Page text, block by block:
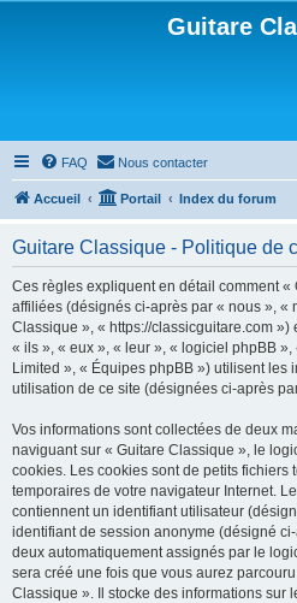
Guitare
FAQ Nous contacter
Accueil Portail Index du forum
Guitare Classique - Politique de
Ces règles expliquent en détail comment
affiliées (désignés ci-après par « nous », «
Classique », « https://classicguitare.com
« ils », « eux », « leur », « logiciel phpBB
Limited », « Équipes phpBB ») utilisent les
utilisation de ce site (désignées ci-après
Vos informations sont collectées de deux
naviguant sur « Guitare Classique », le
cookies. Les cookies sont de petits fichiers
temporaires de votre navigateur Internet.
contiennent un identifiant utilisateur
identifiant de session anonyme (désigné
deux automatiquement assignés par le
sera créé une fois que vous aurez
Classique ». Il stocke des informations sur